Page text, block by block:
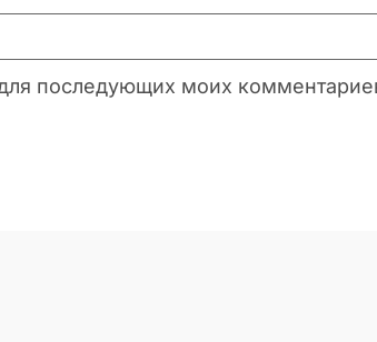
последующих моих